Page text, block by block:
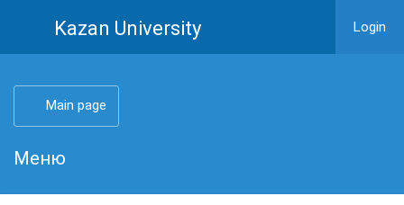
Kazan University Login
Main page
Меню